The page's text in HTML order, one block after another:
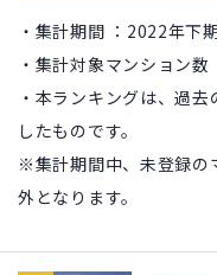
・集計期間 ：2022年下
・集計対象マンション数
・本ランキングは、過
したものです。
※集計期間中、未登録の
外となります。